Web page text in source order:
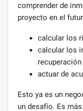
comprender de
proyecto en el
calcular los
calcular los
recuperación
actuar de
Esto ya es un
un desafío. Es